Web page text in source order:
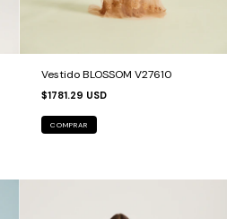
Vestido BLOSSOM V27610
$1781.29 USD
COMPRAR